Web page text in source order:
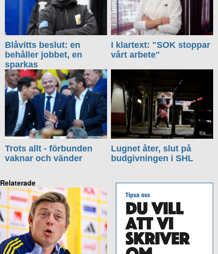
Blåvitts beslut: en
behåller jobbet, en
sparkas
I klartext: "SOK stoppar
vårt arbete"
Trots allt - förbunden
vaknar och vänder
Lugnet åter, slut på
budgivningen i SHL
Relaterade